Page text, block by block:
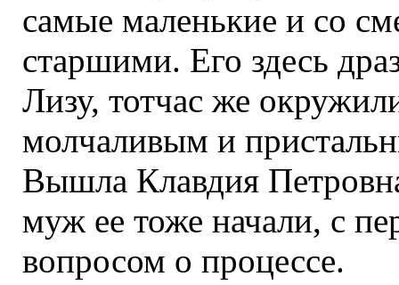
самые маленькие и со
старшими. Его здесь
Лизу, тотчас же
молчаливым и
Вышла Клавдия
муж ее тоже начали, с
вопросом о процессе.